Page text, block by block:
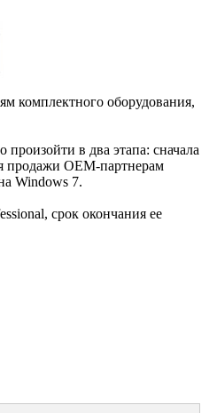
комплектного оборудования,
в два этапа: сначала
продажи OEM-партнерам
Windows 7.
срок окончания ее